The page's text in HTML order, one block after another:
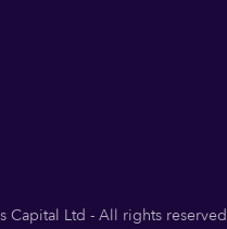
Capital Ltd - All rights reserved